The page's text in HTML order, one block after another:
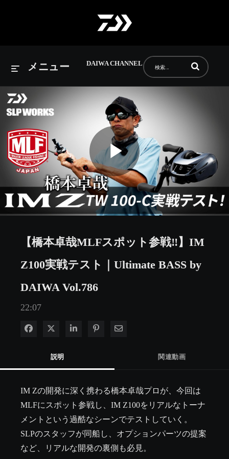
DAIWA CHANNEL
メニュー 動画の検索語句
Play
【橋本卓哉MLFスポット参戦‼】IM
Z100実戦テスト｜Ultimate BASS by
DAIWA Vol.786
22:07
Facebook で共有
Xで共有する
LinkedIn で共有
Pinterest に投稿
電子メールで共有
説明 関連動画
IM Zの開発に深く携わる橋本卓哉プロが、今回は
MLFにスポット参戦し、IM Z100をリアルなトーナ
メントという過酷なシーンでテストしていく。
SLPのスタッフが同船し、オプションパーツの提案
など、リアルな開発の裏側も必見。